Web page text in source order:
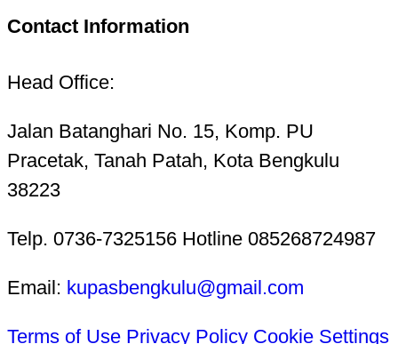
Contact Information
Head Office:
Jalan Batanghari No. 15, Komp. PU
Pracetak, Tanah Patah, Kota Bengkulu
38223
Telp. 0736-7325156 Hotline 085268724987
Email: kupasbengkulu@gmail.com
Terms of Use Privacy Policy Cookie Settings